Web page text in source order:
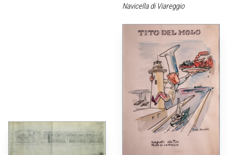
Navicella di Viareggio